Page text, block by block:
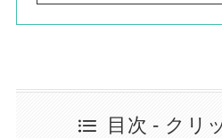
目次 - クリ